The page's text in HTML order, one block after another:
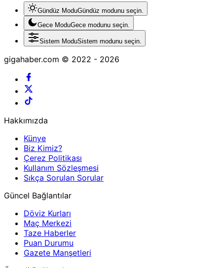
Gündüz ModuGündüz modunu seçin.
Gece ModuGece modunu seçin.
Sistem ModuSistem modunu seçin.
gigahaber.com © 2022 - 2026
Hakkımızda
Künye
Biz Kimiz?
Çerez Politikası
Kullanım Sözleşmesi
Sıkça Sorulan Sorular
Güncel Bağlantılar
Döviz Kurları
Maç Merkezi
Taze Haberler
Puan Durumu
Gazete Manşetleri